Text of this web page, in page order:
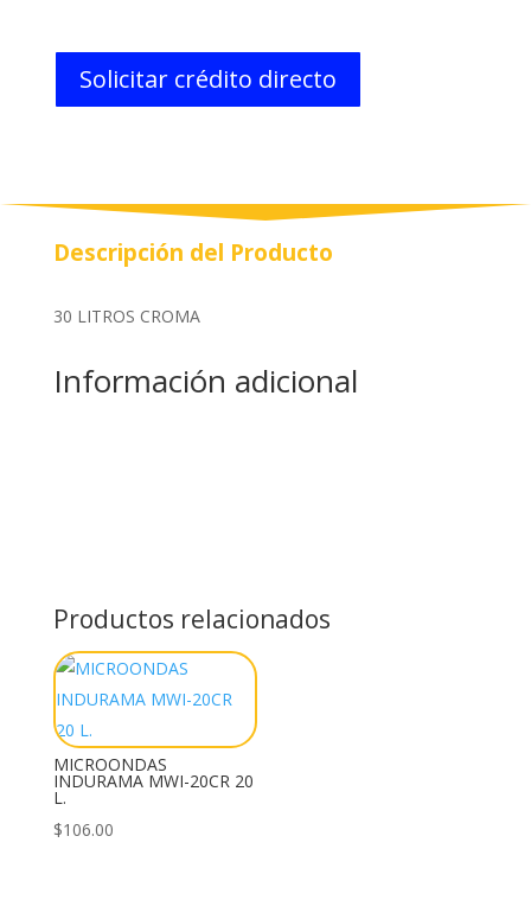
Solicitar crédito directo
Descripción del Producto
30 LITROS CROMA
Información adicional
Productos relacionados
MICROONDAS
INDURAMA MWI-20CR 20
L.
$106.00